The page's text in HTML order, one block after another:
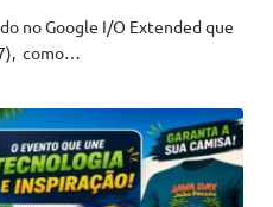
no Google I/O Extended que
como…